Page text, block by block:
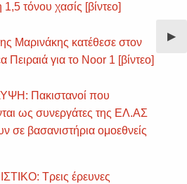
▶︎
1,5 τόνου χασίς [βίντεο]
Μαρινάκης κατέθεσε στον
Πειραιά για το Noor 1 [βίντεο]
Πακιστανοί που
ως συνεργάτες της ΕΛ.ΑΣ
σε βασανιστήρια ομοεθνείς
Τρεις έρευνες